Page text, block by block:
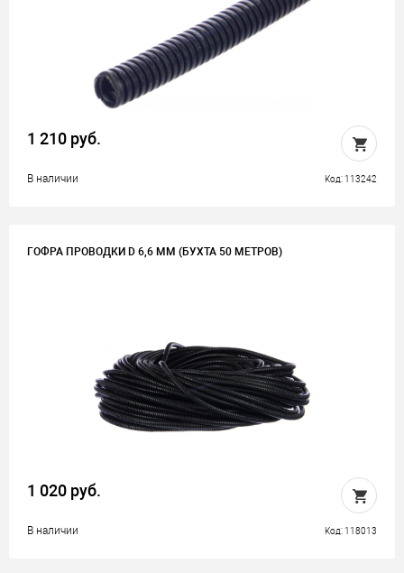
1 210 руб.
В наличии Код: 113242
ГОФРА ПРОВОДКИ D 6,6 ММ (БУХТА 50 МЕТРОВ)
1 020 руб.
В наличии Код: 118013